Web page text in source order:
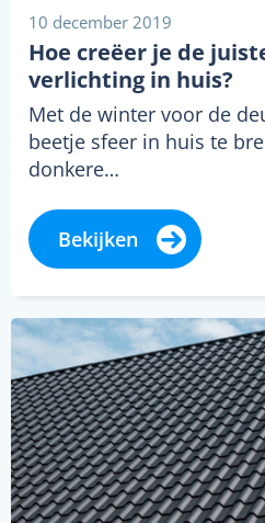
10 december 2019
Hoe creëer je de
verlichting in huis?
Met de winter voor de
beetje sfeer in huis te
donkere…
Bekijken